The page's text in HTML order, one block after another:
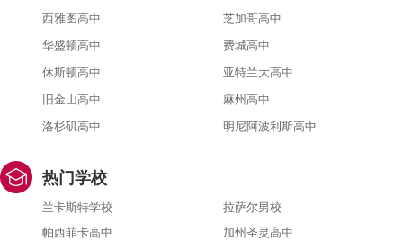
西雅图高中
芝加哥高中
华盛顿高中
费城高中
休斯顿高中
亚特兰大高中
旧金山高中
麻州高中
洛杉矶高中
明尼阿波利斯高中
热门学校
兰卡斯特学校
拉萨尔男校
帕西菲卡高中
加州圣灵高中